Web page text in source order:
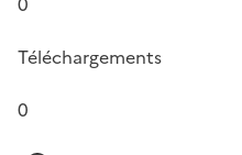
Téléchargements
0